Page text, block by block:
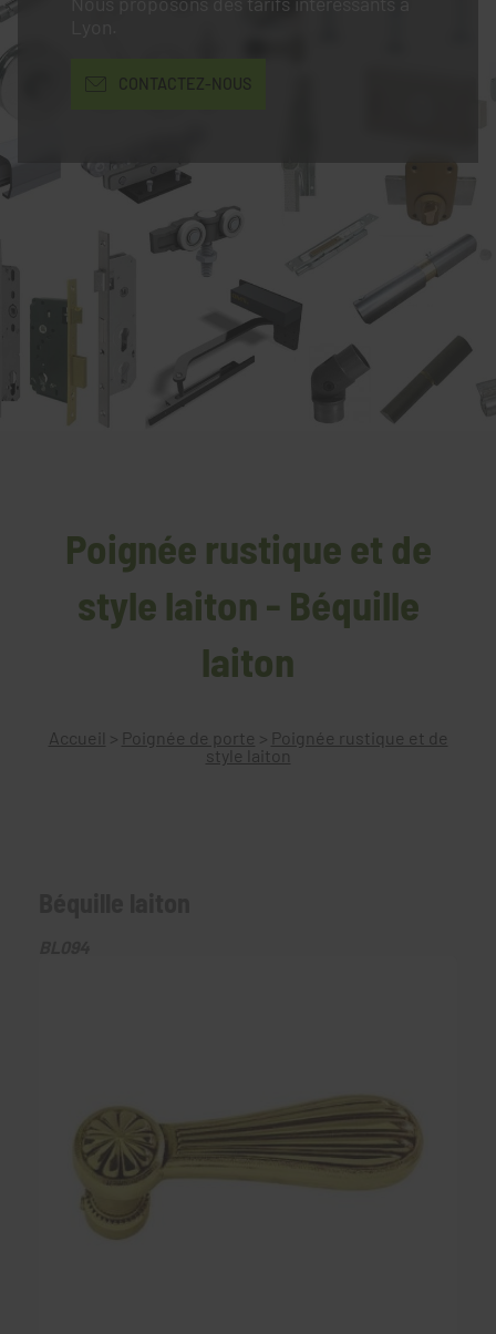
CONTACTEZ-NOUS
Poignée rustique et de
style laiton - Béquille
laiton
Accueil > Poignée de porte > Poignée rustique et de
style laiton